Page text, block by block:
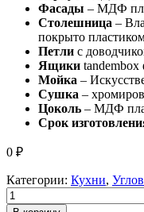
Фасады – МДФ
Столешница –
покрыто
Петли с
Ящики
Мойка –
Сушка –
Цоколь – МДФ
Срок
0 ₽
Категории: Кухни,